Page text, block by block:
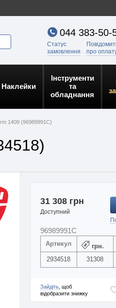
044 383-50-
Статус
замовлення
про
Наклейки
Інструменти
та
обладнання
1409 (96989991C)
31 308 грн
Доступний
96989991C
Артикул грн.
2934518
31308
Зайдіть, щоб
відобразити знижку